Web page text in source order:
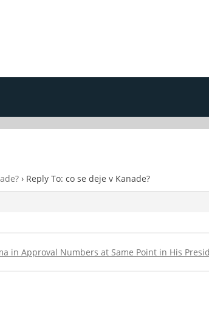
› Reply To: co se deje v Kanade?
in Approval Numbers at Same Point in His